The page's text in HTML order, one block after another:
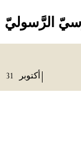
الرَّسوليّ
أكتوبر 31